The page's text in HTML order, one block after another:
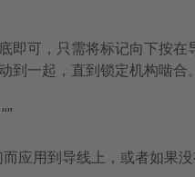
即可，只需将标记向下按在
一起，直到锁定机构啮合。
应用到导线上，或者如果